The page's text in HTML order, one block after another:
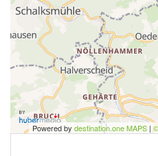
Powered by destination.one MAPS |